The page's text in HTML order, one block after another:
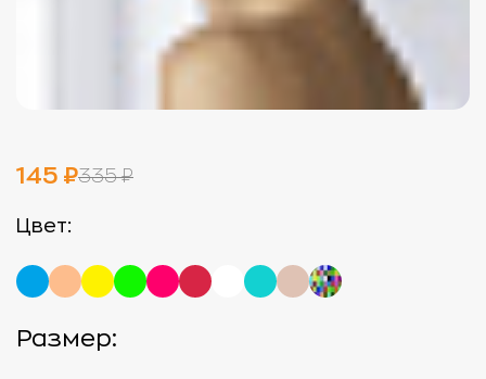
145 ₽335 ₽
Цвет:
Размер: